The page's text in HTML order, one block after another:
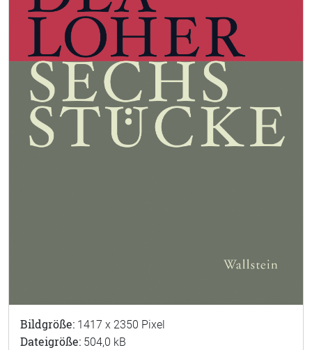
Bildgröße: 1417 x 2350 Pixel
Dateigröße: 504,0 kB